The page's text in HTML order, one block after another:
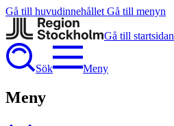
Gå till huvudinnehållet Gå till menyn
Gå till startsidan
Sök Meny
Meny